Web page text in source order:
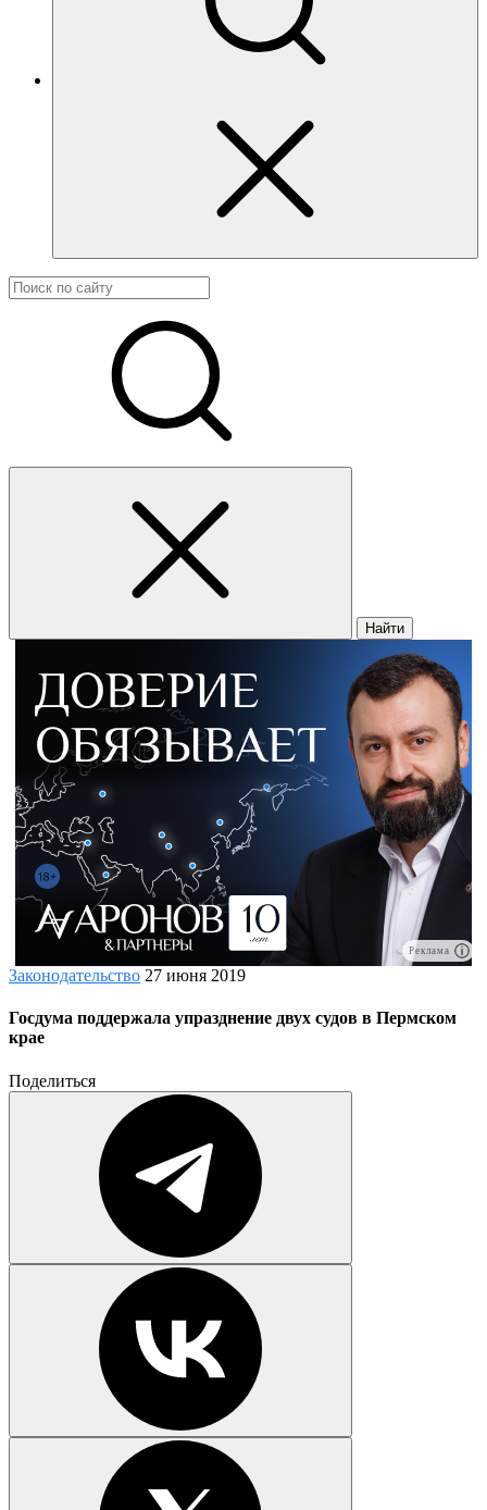
Найти
Реклама
Законодательство 27 июня 2019
Госдума поддержала упразднение двух судов в Пермском
крае
Поделиться